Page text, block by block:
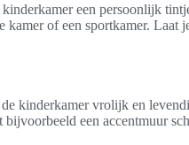
een persoonlijk
kamer of een sportkamer.
kinderkamer vrolijk en
bijvoorbeeld een accentmuur